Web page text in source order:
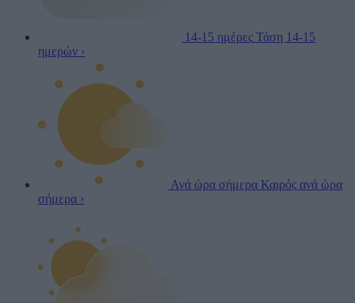
14-15 ημέρες Τάση 14-15
ημερών ›
Ανά ώρα σήμερα Καιρός ανά ώρα
σήμερα ›